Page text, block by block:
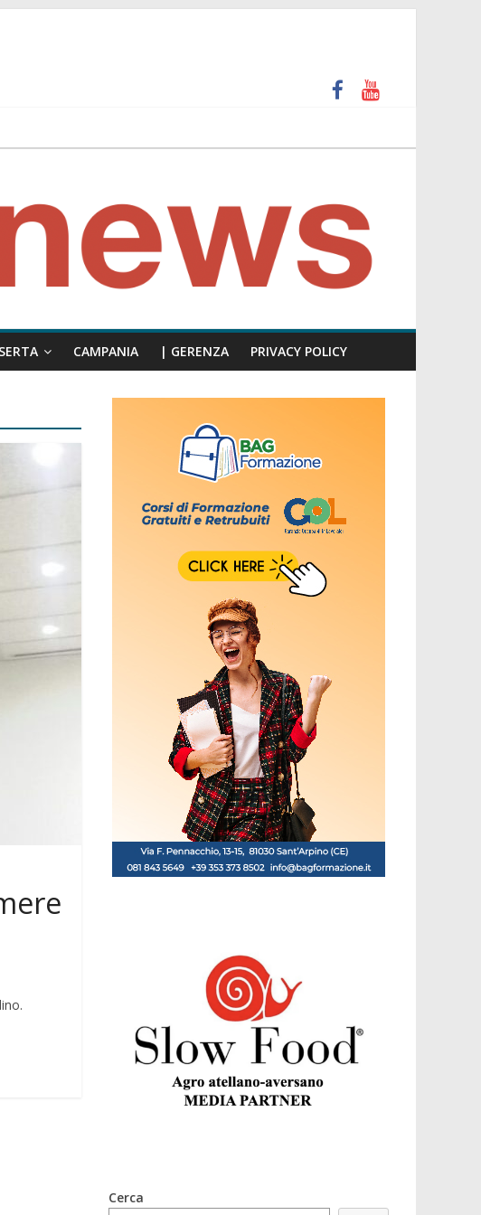
Altro che presunti insulti sessisti, parla il video del consiglio
CAMPANIA | GERENZA PRIVACY POLICY
Cerca